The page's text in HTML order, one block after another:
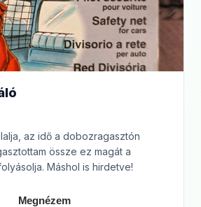
az idő a dobozragasztón
össze ez magát a
Máshol is hirdetve!
Megnézem